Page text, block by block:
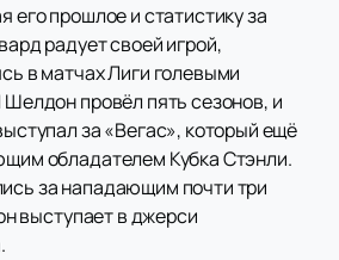
его прошлое и статистику за
радует своей игрой,
в матчах Лиги голевыми
провёл пять сезонов, и
за «Вегас», который ещё
обладателем Кубка Стэнли.
за нападающим почти три
выступает в джерси